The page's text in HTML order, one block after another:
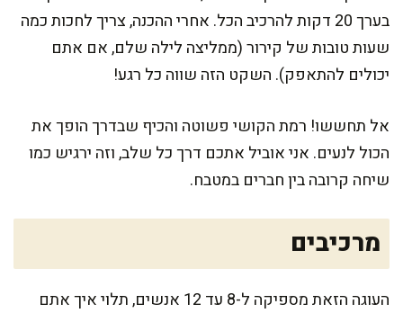
בערך 20 דקות להרכיב הכל. אחרי ההכנה, צריך לחכות כמה
שעות טובות של קירור (ממליצה לילה שלם, אם אתם
יכולים להתאפק). השקט הזה שווה כל רגע!
אל תחששו! רמת הקושי פשוטה והכיף שבדרך הופך את
הכול לנעים. אני אוביל אתכם דרך כל שלב, וזה ירגיש כמו
שיחה קרובה בין חברים במטבח.
מרכיבים
העוגה הזאת מספיקה ל-8 עד 12 אנשים, תלוי איך אתם